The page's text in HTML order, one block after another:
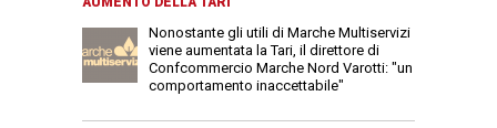
Nonostante gli utili di Marche Multiservizi
viene aumentata la Tari, il direttore di
Confcommercio Marche Nord Varotti: "un
comportamento inaccettabile"